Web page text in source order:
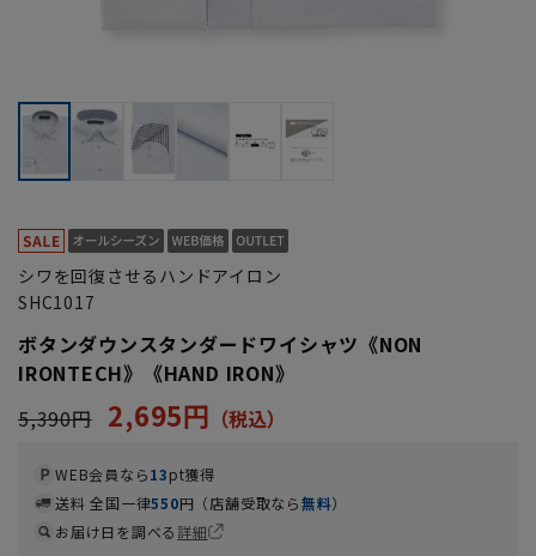
シワを回復させるハンドアイロン
SHC1017
ボタンダウンスタンダードワイシャツ《NON
IRONTECH》《HAND IRON》
5,390円 2,695円
WEB会員なら13pt獲得
送料 全国一律550円（店舗受取なら無料）
お届け日を調べる詳細